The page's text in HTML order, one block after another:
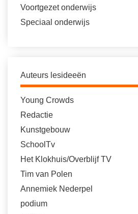
Voortgezet onderwijs
Speciaal onderwijs
Auteurs lesideeën
Young Crowds
Redactie
Kunstgebouw
SchoolTv
Het Klokhuis/Overblijf TV
Tim van Polen
Annemiek Nederpel
podium